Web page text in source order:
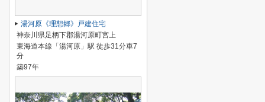
湯河原《理想郷》戸建住宅
神奈川県足柄下郡湯河原町宮上
東海道本線「湯河原」駅 徒歩31分車7
分
築97年